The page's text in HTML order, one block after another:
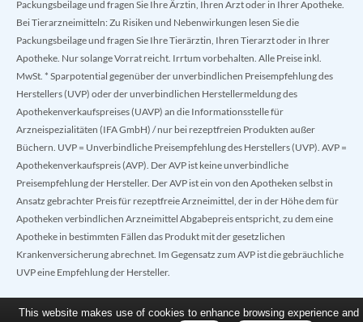
Packungsbeilage und fragen Sie Ihre Ärztin, Ihren Arzt oder in Ihrer Apotheke.
Bei Tierarzneimitteln: Zu Risiken und Nebenwirkungen lesen Sie die
Packungsbeilage und fragen Sie Ihre Tierärztin, Ihren Tierarzt oder in Ihrer
Apotheke. Nur solange Vorrat reicht. Irrtum vorbehalten. Alle Preise inkl.
MwSt. * Sparpotential gegenüber der unverbindlichen Preisempfehlung des
Herstellers (UVP) oder der unverbindlichen Herstellermeldung des
Apothekenverkaufspreises (UAVP) an die Informationsstelle für
Arzneispezialitäten (IFA GmbH) / nur bei rezeptfreien Produkten außer
Büchern. UVP = Unverbindliche Preisempfehlung des Herstellers (UVP). AVP =
Apothekenverkaufspreis (AVP). Der AVP ist keine unverbindliche
Preisempfehlung der Hersteller. Der AVP ist ein von den Apotheken selbst in
Ansatz gebrachter Preis für rezeptfreie Arzneimittel, der in der Höhe dem für
Apotheken verbindlichen Arzneimittel Abgabepreis entspricht, zu dem eine
Apotheke in bestimmten Fällen das Produkt mit der gesetzlichen
Krankenversicherung abrechnet. Im Gegensatz zum AVP ist die gebräuchliche
UVP eine Empfehlung der Hersteller.
This website makes use of cookies to enhance browsing experience and